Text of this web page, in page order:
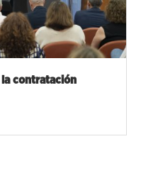
contratación